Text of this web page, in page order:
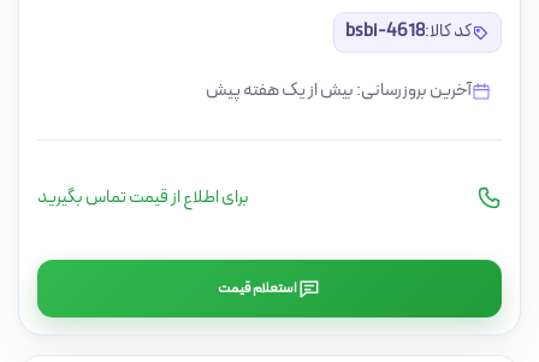
کد کالا:bsbi-4618
آخرین بروزرسانی: بیش از یک هفته پیش
برای اطلاع از قیمت تماس بگیرید
استعلام قیمت